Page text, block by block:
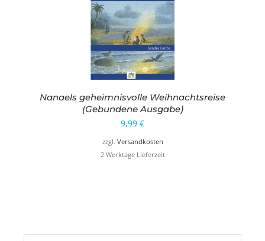
Nanaels geheimnisvolle Weihnachtsreise
(Gebundene Ausgabe)
9,99 €
zzgl. Versandkosten
2 Werktage Lieferzeit